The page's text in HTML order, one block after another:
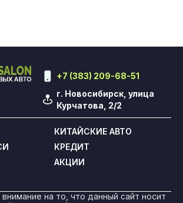
+7 (383) 209-68-51
г. Новосибирск, улица
Курчатова, 2/2
КИТАЙСКИЕ АВТО
КРЕДИТ
АКЦИИ
на то, что данный сайт носит